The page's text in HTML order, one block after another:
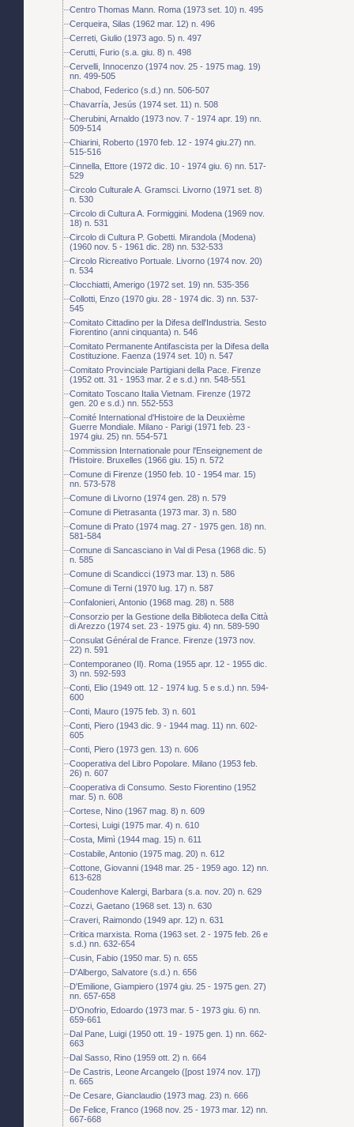
Centro Thomas Mann. Roma (1973 set. 10) n. 495
Cerqueira, Silas (1962 mar. 12) n. 496
Cerreti, Giulio (1973 ago. 5) n. 497
Cerutti, Furio (s.a. giu. 8) n. 498
Cervelli, Innocenzo (1974 nov. 25 - 1975 mag. 19)
nn. 499-505
Chabod, Federico (s.d.) nn. 506-507
Chavarría, Jesús (1974 set. 11) n. 508
Cherubini, Arnaldo (1973 nov. 7 - 1974 apr. 19) nn.
509-514
Chiarini, Roberto (1970 feb. 12 - 1974 giu.27) nn.
515-516
Cinnella, Ettore (1972 dic. 10 - 1974 giu. 6) nn. 517-
529
Circolo Culturale A. Gramsci. Livorno (1971 set. 8)
n. 530
Circolo di Cultura A. Formiggini. Modena (1969 nov.
18) n. 531
Circolo di Cultura P. Gobetti. Mirandola (Modena)
(1960 nov. 5 - 1961 dic. 28) nn. 532-533
Circolo Ricreativo Portuale. Livorno (1974 nov. 20)
n. 534
Clocchiatti, Amerigo (1972 set. 19) nn. 535-356
Collotti, Enzo (1970 giu. 28 - 1974 dic. 3) nn. 537-
545
Comitato Cittadino per la Difesa dell'Industria. Sesto
Fiorentino (anni cinquanta) n. 546
Comitato Permanente Antifascista per la Difesa della
Costituzione. Faenza (1974 set. 10) n. 547
Comitato Provinciale Partigiani della Pace. Firenze
(1952 ott. 31 - 1953 mar. 2 e s.d.) nn. 548-551
Comitato Toscano Italia Vietnam. Firenze (1972
gen. 20 e s.d.) nn. 552-553
Comité International d'Histoire de la Deuxième
Guerre Mondiale. Milano - Parigi (1971 feb. 23 -
1974 giu. 25) nn. 554-571
Commission Internationale pour l'Enseignement de
l'Histoire. Bruxelles (1966 giu. 15) n. 572
Comune di Firenze (1950 feb. 10 - 1954 mar. 15)
nn. 573-578
Comune di Livorno (1974 gen. 28) n. 579
Comune di Pietrasanta (1973 mar. 3) n. 580
Comune di Prato (1974 mag. 27 - 1975 gen. 18) nn.
581-584
Comune di Sancasciano in Val di Pesa (1968 dic. 5)
n. 585
Comune di Scandicci (1973 mar. 13) n. 586
Comune di Terni (1970 lug. 17) n. 587
Confalonieri, Antonio (1968 mag. 28) n. 588
Consorzio per la Gestione della Biblioteca della Città
di Arezzo (1974 set. 23 - 1975 giu. 4) nn. 589-590
Consulat Général de France. Firenze (1973 nov.
22) n. 591
Contemporaneo (Il). Roma (1955 apr. 12 - 1955 dic.
3) nn. 592-593
Conti, Elio (1949 ott. 12 - 1974 lug. 5 e s.d.) nn. 594-
600
Conti, Mauro (1975 feb. 3) n. 601
Conti, Piero (1943 dic. 9 - 1944 mag. 11) nn. 602-
605
Conti, Piero (1973 gen. 13) n. 606
Cooperativa del Libro Popolare. Milano (1953 feb.
26) n. 607
Cooperativa di Consumo. Sesto Fiorentino (1952
mar. 5) n. 608
Cortese, Nino (1967 mag. 8) n. 609
Cortesi, Luigi (1975 mar. 4) n. 610
Costa, Mimì (1944 mag. 15) n. 611
Costabile, Antonio (1975 mag. 20) n. 612
Cottone, Giovanni (1948 mar. 25 - 1959 ago. 12) nn.
613-628
Coudenhove Kalergi, Barbara (s.a. nov. 20) n. 629
Cozzi, Gaetano (1968 set. 13) n. 630
Craveri, Raimondo (1949 apr. 12) n. 631
Critica marxista. Roma (1963 set. 2 - 1975 feb. 26 e
s.d.) nn. 632-654
Cusin, Fabio (1950 mar. 5) n. 655
D'Albergo, Salvatore (s.d.) n. 656
D'Emilione, Giampiero (1974 giu. 25 - 1975 gen. 27)
nn. 657-658
D'Onofrio, Edoardo (1973 mar. 5 - 1973 giu. 6) nn.
659-661
Dal Pane, Luigi (1950 ott. 19 - 1975 gen. 1) nn. 662-
663
Dal Sasso, Rino (1959 ott. 2) n. 664
De Castris, Leone Arcangelo ([post 1974 nov. 17])
n. 665
De Cesare, Gianclaudio (1973 mag. 23) n. 666
De Felice, Franco (1968 nov. 25 - 1973 mar. 12) nn.
667-668